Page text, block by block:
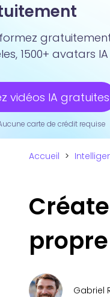
1500+ avatars
vidéos IA gratuites
carte de crédit requise
Accueil >
Gabriel